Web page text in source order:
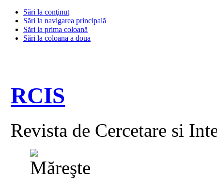
Sări la conţinut
Sări la navigarea principală
Sări la prima coloană
Sări la coloana a doua
RCIS
Revista de Cercetare si